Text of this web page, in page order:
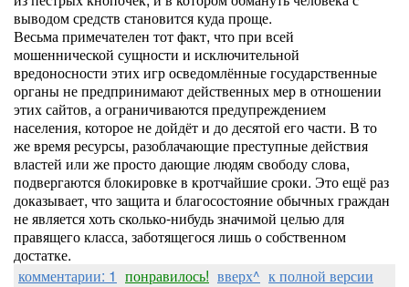
выводом средств становится куда проще.
Весьма примечателен тот факт, что при всей
мошеннической сущности и исключительной
вредоносности этих игр осведомлённые государственные
органы не предпринимают действенных мер в отношении
этих сайтов, а ограничиваются предупреждением
населения, которое не дойдёт и до десятой его части. В то
же время ресурсы, разоблачающие преступные действия
властей или же просто дающие людям свободу слова,
подвергаются блокировке в кротчайшие сроки. Это ещё раз
доказывает, что защита и благосостояние обычных граждан
не является хоть сколько-нибудь значимой целью для
правящего класса, заботящегося лишь о собственном
достатке.
комментарии: 1 понравилось! вверх^ к полной версии